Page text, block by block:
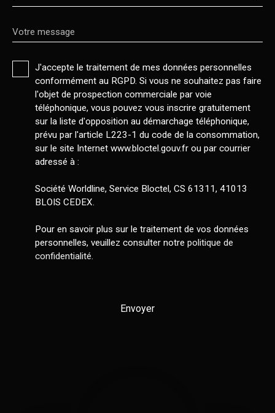
Votre message
J'accepte le traitement de mes données personnelles
conformément au RGPD. Si vous ne souhaitez pas faire
l'objet de prospection commerciale par voie
téléphonique, vous pouvez vous inscrire gratuitement
sur la liste d'opposition au démarchage téléphonique,
prévu par l'article L223-1 du code de la consommation,
sur le site Internet www.bloctel.gouv.fr ou par courrier
adressé à :
Société Worldline, Service Bloctel, CS 61311, 41013
BLOIS CEDEX.
Pour en savoir plus sur le traitement de vos données
personnelles, veuillez consulter notre politique de
confidentialité.
Envoyer